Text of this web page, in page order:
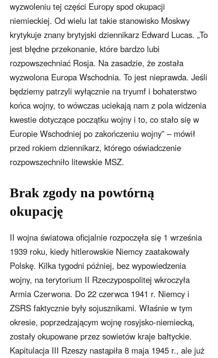
wyzwoleniu tej części Europy spod okupacji
niemieckiej. Od wielu lat takie stanowisko Moskwy
krytykuje znany brytyjski dziennikarz Edward Lucas. „To
jest błędne przekonanie, które bardzo lubi
rozpowszechniać Rosja. Na zasadzie, że została
wyzwolona Europa Wschodnia. To jest nieprawda. Jeśli
będziemy patrzyli wyłącznie na tryumf i bohaterstwo
końca wojny, to wówczas uciekają nam z pola widzenia
kwestie dotyczące początku wojny i to, co stało się w
Europie Wschodniej po zakończeniu wojny” – mówił
przed rokiem dziennikarz, którego oświadczenie
rozpowszechniło litewskie MSZ.
Brak zgody na powtórną
okupację
II wojna światowa oficjalnie rozpoczęła się 1 września
1939 roku, kiedy hitlerowskie Niemcy zaatakowały
Polskę. Kilka tygodni później, bez wypowiedzenia
wojny, na terytorium II Rzeczypospolitej wkroczyła
Armia Czerwona. Do 22 czerwca 1941 r. Niemcy i
ZSRS faktycznie były sojusznikami. Właśnie w tym
okresie, poprzedzającym wojnę rosyjsko-niemiecką,
zostały okupowane przez sowietów kraje bałtyckie.
Kapitulacja III Rzeszy nastąpiła 8 maja 1945 r., ale już